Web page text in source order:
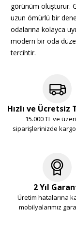
görünüm oluşturur.
uzun ömürlü bir
odalarına kolayca
modern bir oda
tercihtir.
Hızlı ve Ücretsiz
15.000 TL ve
siparişlerinizde
2 Yıl
Üretim hatalarına
mobilyalarımız